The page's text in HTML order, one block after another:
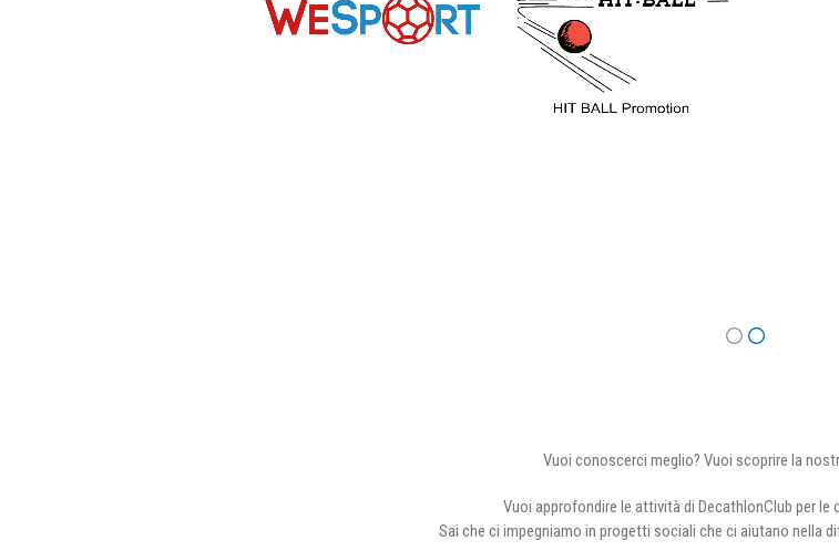
Vuoi conoscerci meglio? Vuoi scoprire la
Vuoi approfondire le attività di DecathlonClub per le
Sai che ci impegniamo in progetti sociali che ci aiutano nella